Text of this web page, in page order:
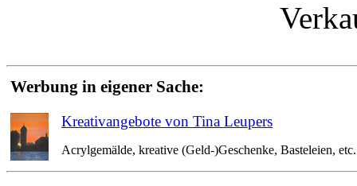
Werbung in eigener Sache:
Kreativangebote von Tina Leupers
Acrylgemälde, kreative (Geld-)Geschenke, Basteleien,